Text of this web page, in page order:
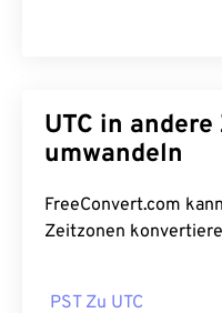
UTC in
umwandeln
FreeConvert.com
Zeitzonen
PST Zu UTC